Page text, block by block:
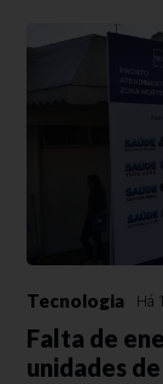
Tecnologia Há
Falta de
unidades